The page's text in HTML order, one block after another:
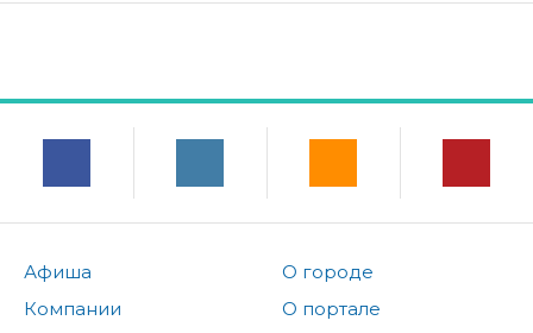
Афиша
Компании
О городе
О портале